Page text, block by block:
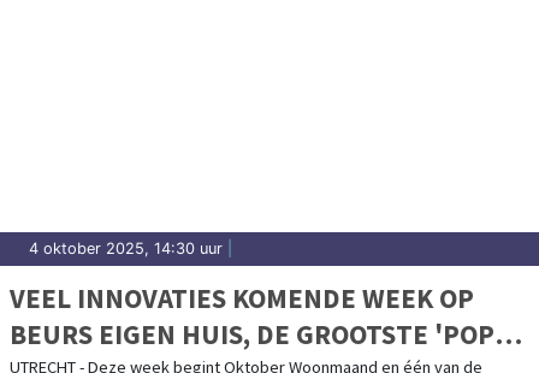
4 oktober 2025, 14:30 uur
VEEL INNOVATIES KOMENDE WEEK OP
BEURS EIGEN HUIS, DE GROOTSTE 'POP
UTRECHT - Deze week begint Oktober Woonmaand en één van de